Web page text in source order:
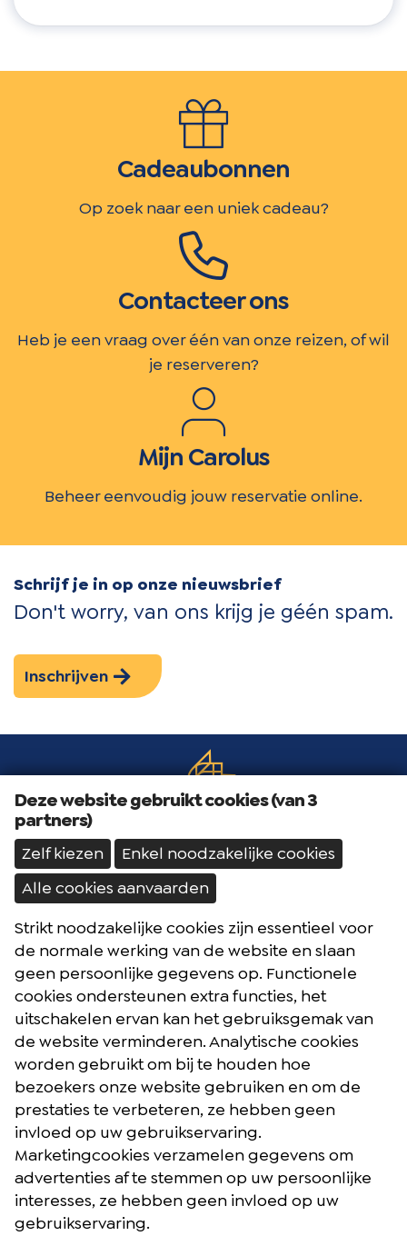
Cadeaubonnen
Op zoek naar een uniek cadeau?
Contacteer ons
Heb je een vraag over één van onze reizen, of wil
je reserveren?
Mijn Carolus
Beheer eenvoudig jouw reservatie online.
Schrijf je in op onze nieuwsbrief
Don't worry, van ons krijg je géén spam.
Inschrijven
Brochures
Reisblog
Algemene voorwaarden
Reisverzekering
Privacybeleid
FacebookInstagramYoutube
Postelsesteenweg 27 - 2400 Mol (België)
Deze website gebruikt cookies (van 3
partners)
Zelf kiezen
Enkel noodzakelijke cookies
Alle cookies aanvaarden
Strikt noodzakelijke cookies zijn essentieel voor
de normale werking van de website en slaan
geen persoonlijke gegevens op. Functionele
cookies ondersteunen extra functies, het
uitschakelen ervan kan het gebruiksgemak van
de website verminderen. Analytische cookies
worden gebruikt om bij te houden hoe
bezoekers onze website gebruiken en om de
prestaties te verbeteren, ze hebben geen
invloed op uw gebruikservaring.
Marketingcookies verzamelen gegevens om
advertenties af te stemmen op uw persoonlijke
interesses, ze hebben geen invloed op uw
gebruikservaring.